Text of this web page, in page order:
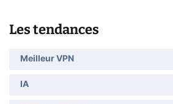
Les tendances
Meilleur VPN
IA